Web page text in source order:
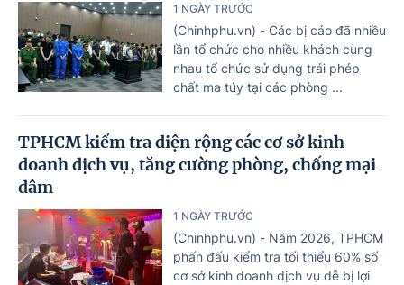
1 NGÀY TRƯỚC
(Chinhphu.vn) - Các bị cáo đã nhiều
lần tổ chức cho nhiều khách cùng
nhau tổ chức sử dụng trái phép
chất ma túy tại các phòng ...
TPHCM kiểm tra diện rộng các cơ sở kinh
doanh dịch vụ, tăng cường phòng, chống mại
dâm
1 NGÀY TRƯỚC
(Chinhphu.vn) - Năm 2026, TPHCM
phấn đấu kiểm tra tối thiểu 60% số
cơ sở kinh doanh dịch vụ dễ bị lợi